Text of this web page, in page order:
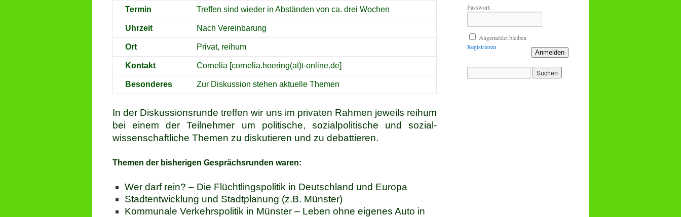
Termin Treffen sind wieder in Abständen von ca. drei Wochen
Uhrzeit Nach Vereinbarung
Ort Privat, reihum
Kontakt Cornelia [cornelia.hoering(at)t-online.de]
Besonderes Zur Diskussion stehen aktuelle Themen
In der Diskussionsrunde treffen wir uns im privaten Rahmen jeweils reihum
bei einem der Teilnehmer um politische, sozialpolitische und sozial-
wissenschaftliche Themen zu diskutieren und zu debattieren.
Themen der bisherigen Gesprächsrunden waren:
Wer darf rein? – Die Flüchtlingspolitik in Deutschland und Europa
Stadtentwicklung und Stadtplanung (z.B. Münster)
Kommunale Verkehrspolitik in Münster – Leben ohne eigenes Auto in
Passwort:
Angemeldet bleiben
Anmelden
Registrieren